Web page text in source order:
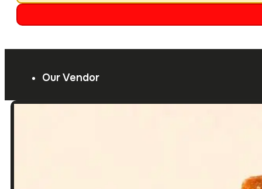
Our Vendor